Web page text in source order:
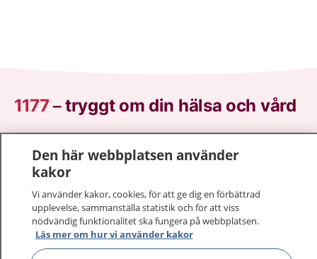
1177–tryggt om din hälsa och vård
På 1177.se får du råd om hälsa och information om
sjukdomar och vilka mottagningar du kan kontakta.
Logga in för att läsa din journal och göra dina
vårdärenden. Ring telefonnummer 1177 för
sjukvårdsrådgivning dygnet runt.
1177 ger dig råd när du vill må bättre.
Den här webbplatsen använder
kakor
Vi använder kakor, cookies, för att ge dig en förbättrad
upplevelse, sammanställa statistik och för att viss
nödvändig funktionalitet ska fungera på webbplatsen.
Läs mer om hur vi använder kakor